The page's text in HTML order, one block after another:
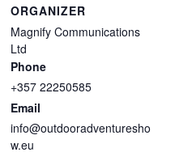
ORGANIZER
Magnify Communications
Ltd
Phone
+357 22250585
Email
info@outdooradventuresho
w.eu